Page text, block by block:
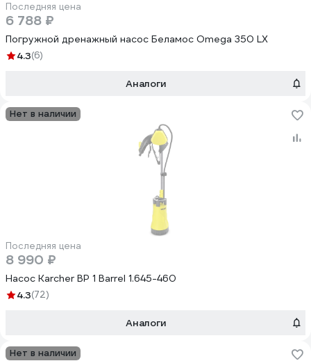
Последняя цена
6 788 ₽
Погружной дренажный насос Беламос Omega 350 LX
4.3(6)
Аналоги
Нет в наличии
Последняя цена
8 990 ₽
Насос Karcher BP 1 Barrel 1.645-460
4.3(72)
Аналоги
Нет в наличии